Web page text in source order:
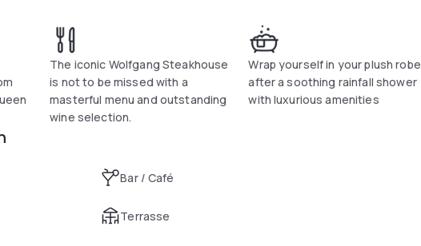
The iconic Wolfgang Steakhouse
is not to be missed with a
masterful menu and outstanding
wine selection.
Wrap yourself in your plush robe
after a soothing rainfall shower
with luxurious amenities
Bar / Café
Terrasse